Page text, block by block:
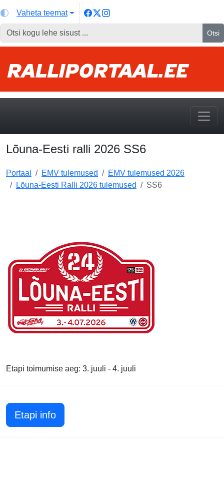
Vaheta teemat
Otsi
Lõuna-Eesti ralli 2026 SS6
Portaal EMV tulemused
EMV tulemused 2026
Lõuna-Eesti Ralli 2026 tulemused
SS6
Etapi toimumise aeg: 3. juuli - 4. juuli
Etapi info